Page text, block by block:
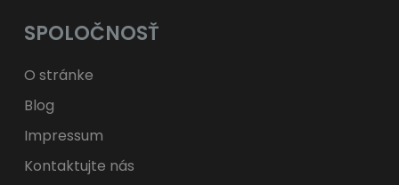
ft HUF
zł PLN
SPOLOČNOSŤ
O stránke
Blog
Impressum
Kontaktujte nás